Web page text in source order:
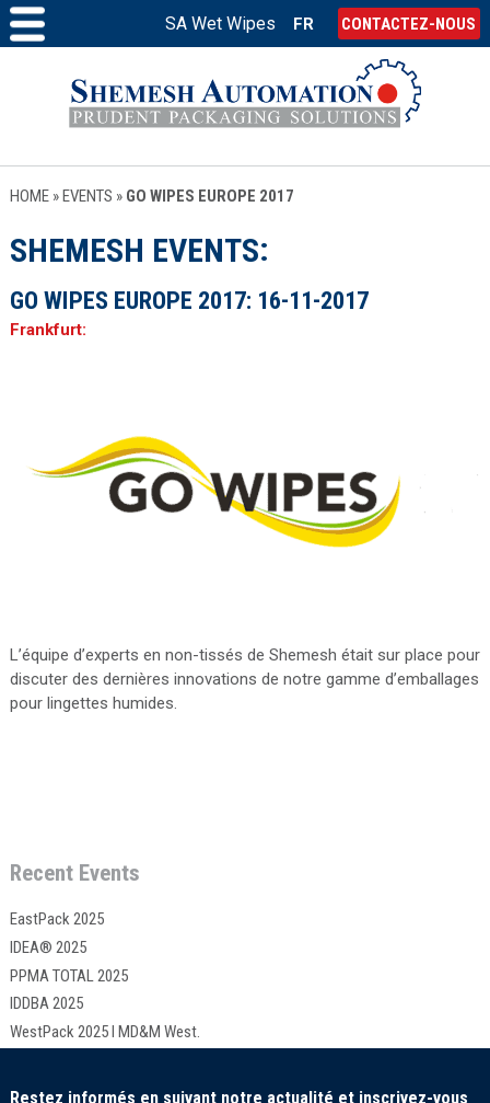
SA Wet Wipes FR CONTACTEZ-NOUS
HOME»EVENTS » GO WIPES EUROPE 2017
SHEMESH EVENTS
GO WIPES EUROPE 2017: 16-11-2017
Frankfurt:
L’équipe d’experts en non-tissés de Shemesh était sur place pour
discuter des dernières innovations de notre gamme d’emballages
pour lingettes humides.
Recent Events
EastPack 2025
IDEA® 2025
PPMA TOTAL 2025
IDDBA 2025
WestPack 2025 I MD&M West.
Restez informés en suivant notre actualité et inscrivez-vous